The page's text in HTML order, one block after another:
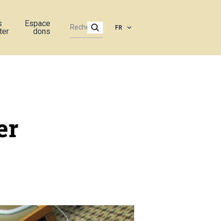
Espace
dons
FR